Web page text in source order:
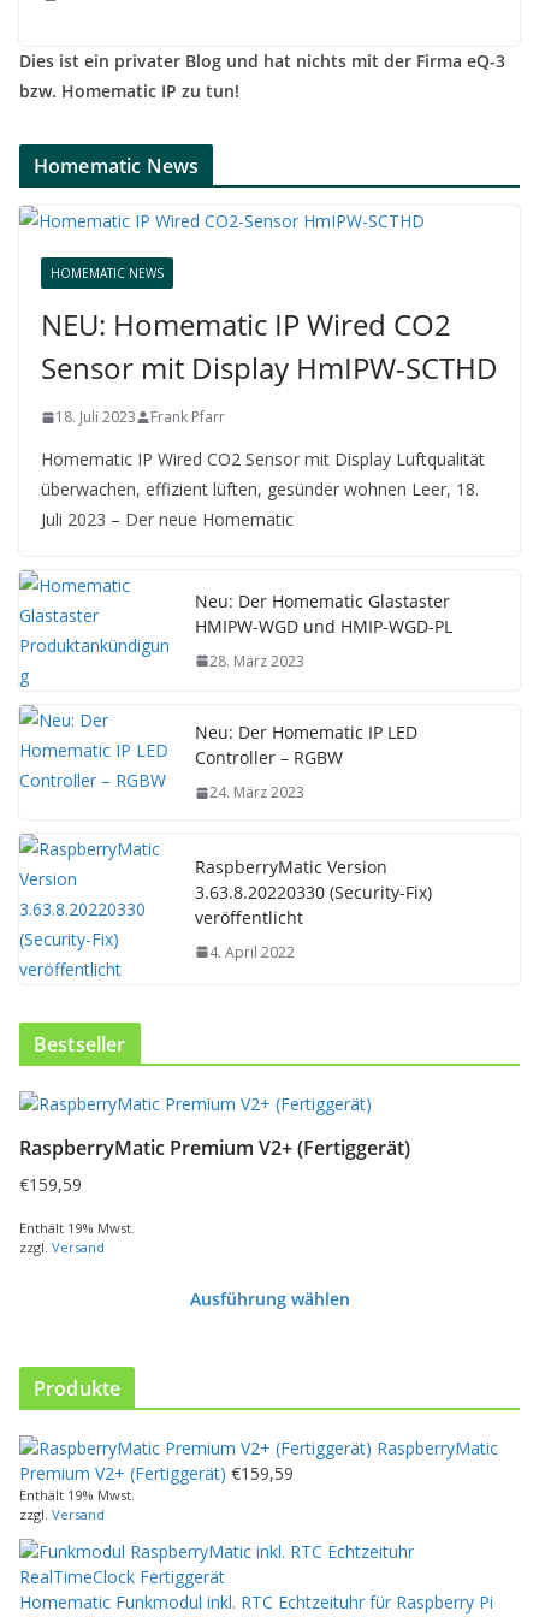
Dies ist ein privater Blog und hat nichts mit der Firma eQ-3
bzw. Homematic IP zu tun!
Homematic News
HOMEMATIC NEWS
NEU: Homematic IP Wired CO2
Sensor mit Display HmIPW-SCTHD
18. Juli 2023 Frank Pfarr
Homematic IP Wired CO2 Sensor mit Display Luftqualität
überwachen, effizient lüften, gesünder wohnen Leer, 18.
Juli 2023 – Der neue Homematic
Neu: Der Homematic Glastaster
HMIPW-WGD und HMIP-WGD-PL
28. März 2023
Neu: Der Homematic IP LED
Controller – RGBW
24. März 2023
RaspberryMatic Version
3.63.8.20220330 (Security-Fix)
veröffentlicht
4. April 2022
Bestseller
RaspberryMatic Premium V2+ (Fertiggerät)
€159,59
Enthält 19% Mwst.
zzgl. Versand
Ausführung wählen
s
e
s
P
r
o
d
u
k
Produkte
RaspberryMatic
Premium V2+ (Fertiggerät) €159,59
Enthält 19% Mwst.
zzgl. Versand
Homematic Funkmodul inkl. RTC Echtzeituhr für Raspberry Pi